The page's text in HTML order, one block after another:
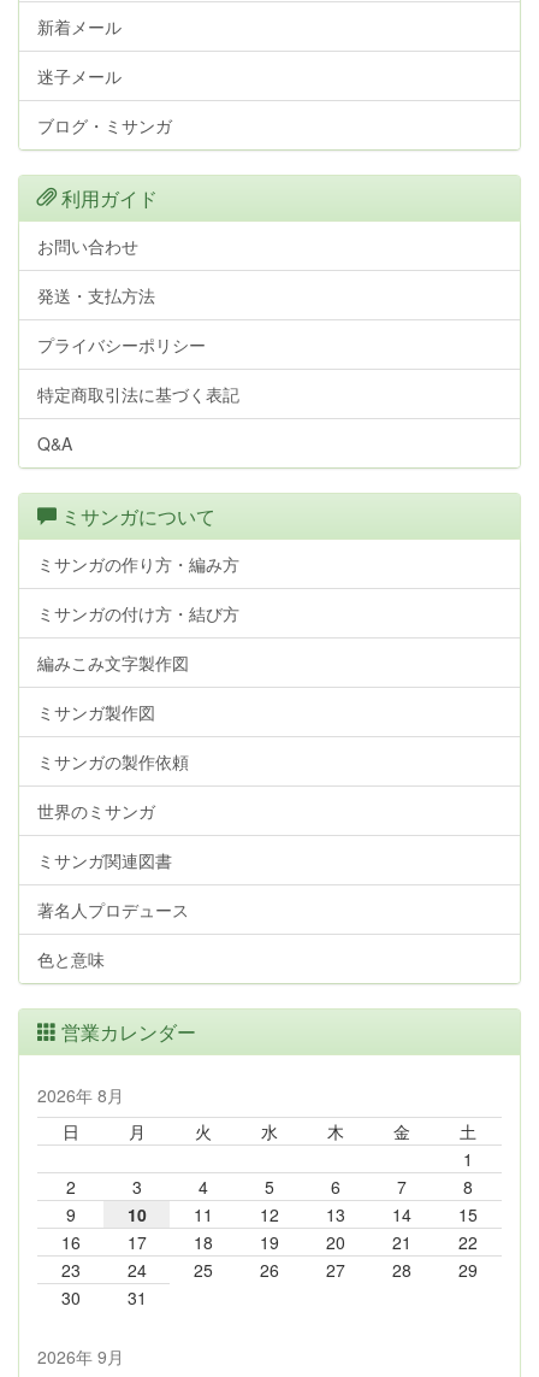
新着メール
迷子メール
ブログ・ミサンガ
利用ガイド
お問い合わせ
発送・支払方法
プライバシーポリシー
特定商取引法に基づく表記
Q&A
ミサンガについて
ミサンガの作り方・編み方
ミサンガの付け方・結び方
編みこみ文字製作図
ミサンガ製作図
ミサンガの製作依頼
世界のミサンガ
ミサンガ関連図書
著名人プロデュース
色と意味
営業カレンダー
2026年 8月
日
月 火 水 木 金
土
1
2
3 4 5 6 7
8
9
10 11 12 13 14
15
16
17 18 19 20 21
22
23
24 25 26 27 28
29
30
31
2026年 9月